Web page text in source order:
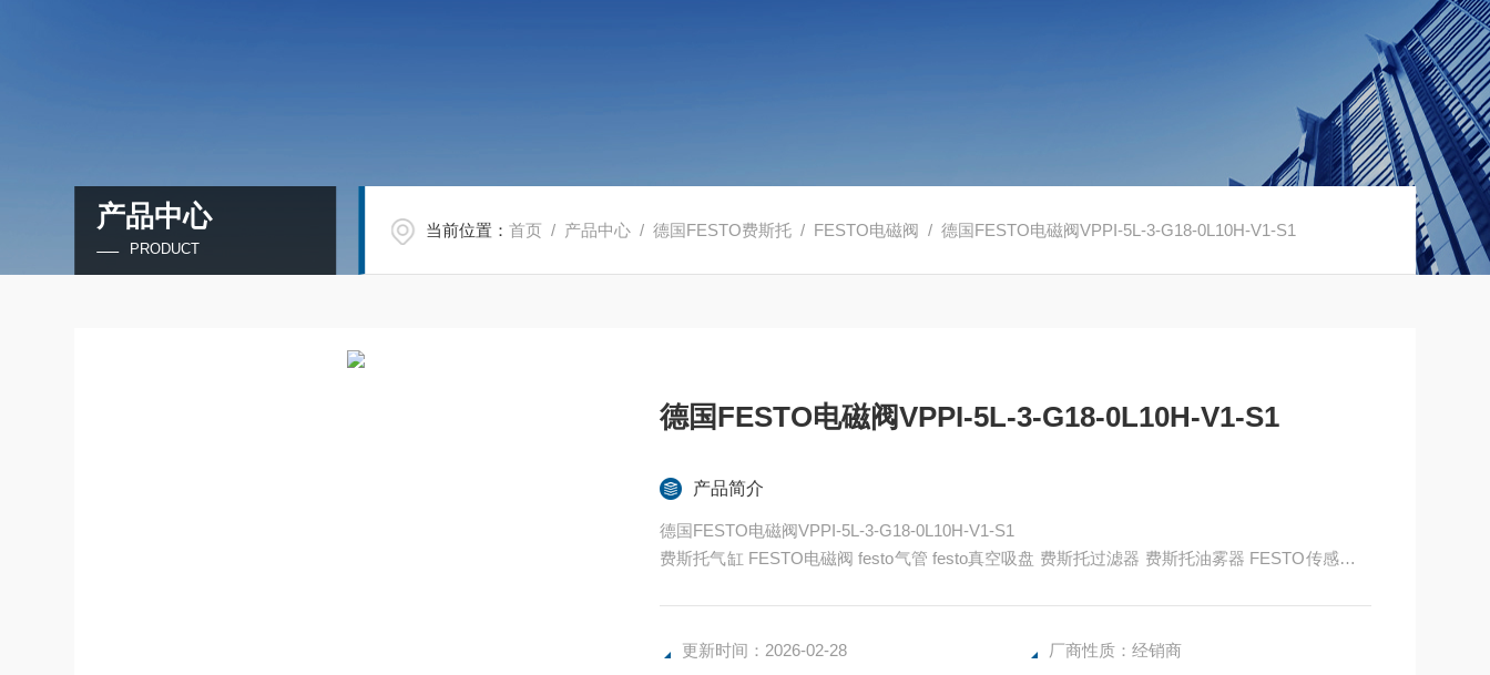
产品中心
PRODUCT
当前位置：首页 / 产品中心 /德国FESTO费斯托 / FESTO电磁阀 / 德国FESTO电磁阀VPPI-5L-3-G18-0L10H-V1-S1
德国FESTO电磁阀VPPI-5L-3-G18-0L10H-V1-S1
产品简介
德国FESTO电磁阀VPPI-5L-3-G18-0L10H-V1-S1
费斯托气缸 FESTO电磁阀 festo气管 festo真空吸盘 费斯托过滤器 费斯托油雾器 FESTO传感器 F
更新时间：2026-02-28
厂商性质：经销商